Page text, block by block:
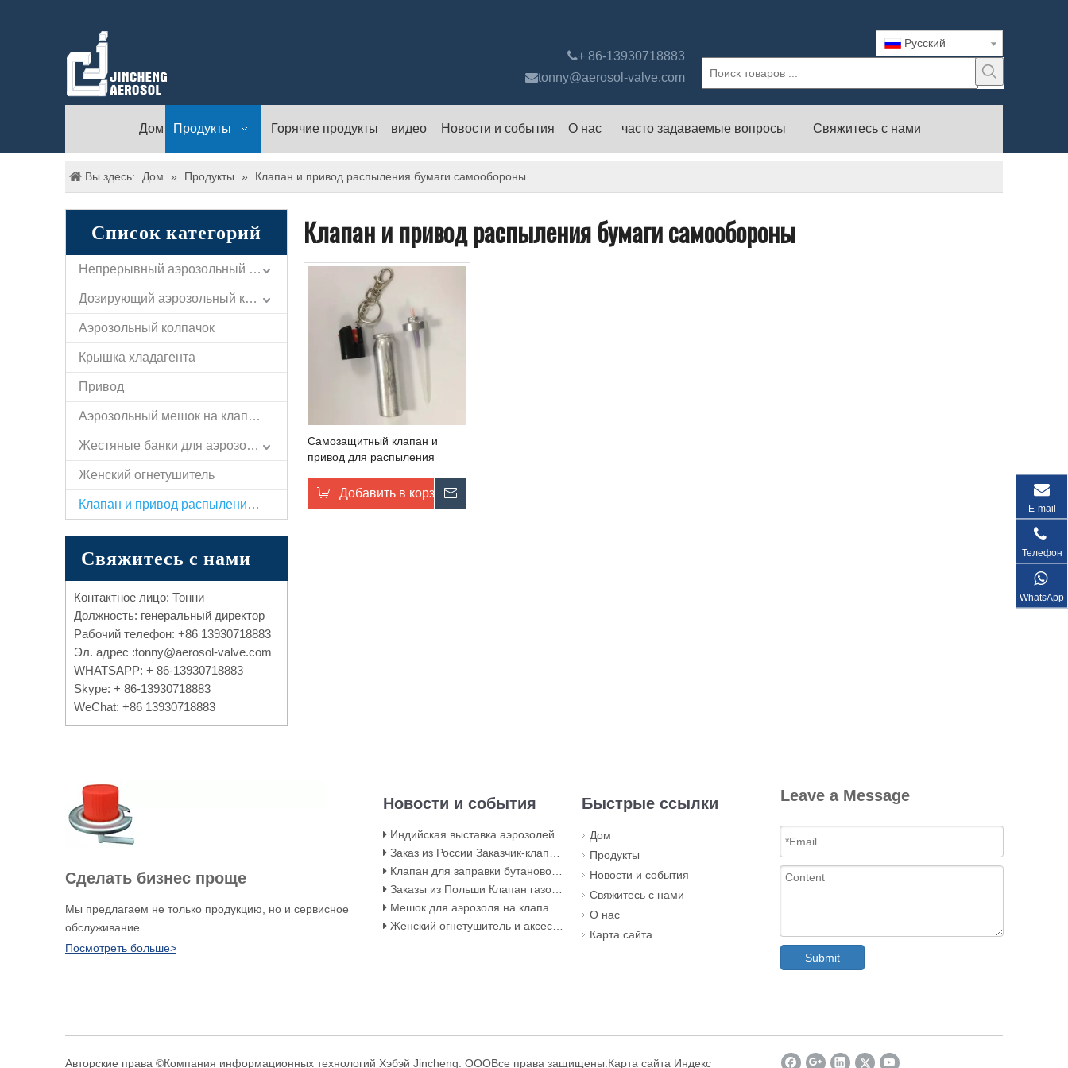
+ 86-13930718883
tonny@aerosol-valve.com
Pусский
Дом Продукты Горячие продукты видео Новости и события О нас часто задаваемые вопросы Свяжитесь с нами
Вы здесь: Дом » Продукты » Клапан и привод распыления бумаги самообороны
Список категорий
Непрерывный аэрозольный клапан
Дозирующий аэрозольный клапан
Аэрозольный колпачок
Крышка хладагента
Привод
Аэрозольный мешок на клапане
Жестяные банки для аэрозолей
Женский огнетушитель
Клапан и привод распыления бумаги самообороны
Свяжитесь с нами
Контактное лицо: Тонни
Должность: генеральный директор
Рабочий телефон: +86 13930718883
Эл. адрес :tonny@aerosol-valve.com
WHATSAPP: + 86-13930718883
Skype: + 86-13930718883
WeChat: +86 13930718883
Клапан и привод распыления бумаги самообороны
Самозащитный клапан и
привод для распыления
Добавить в корзину
E-mail
Телефон
WhatsApp
Сделать бизнес проще
Мы предлагаем не только продукцию, но и сервисное
обслуживание.
Посмотреть больше>
Новости и события
Индийская выставка аэрозолей теперь будет проходить в зале 5, BEC (NESCO) Mumbai
Заказ из России Заказчик-клапан для газовой плиты бутан
Клапан для заправки бутанового газа / аэрозольный клапан для заправки бутанового газа
Заказы из Польши Клапан газовой выносной с красной крышкой
Мешок для аэрозоля на клапане и мешок на стадии заполнения клапана
Женский огнетушитель и аксессуары
Быстрые ссылки
Дом
Продукты
Новости и события
Свяжитесь с нами
О нас
Карта сайта
Leave a Message
Submit
Авторские права ©Компания информационных технологий Хэбэй Jincheng. ОООВсе права защищены. Карта сайта Индекс